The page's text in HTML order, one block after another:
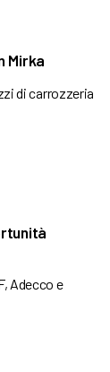
Mirka
di carrozzeria
Adecco e